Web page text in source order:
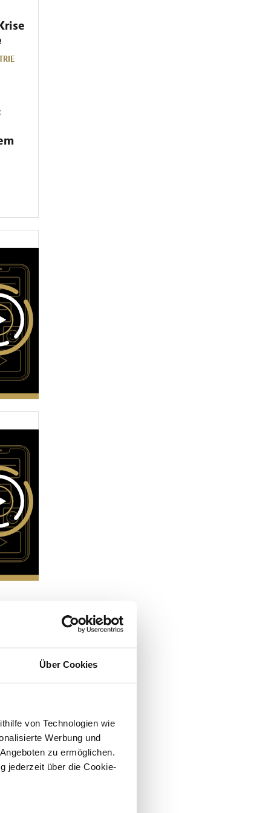
Über Cookies
von Technologien wie
Werbung und
zu ermöglichen.
jederzeit über die Cookie-